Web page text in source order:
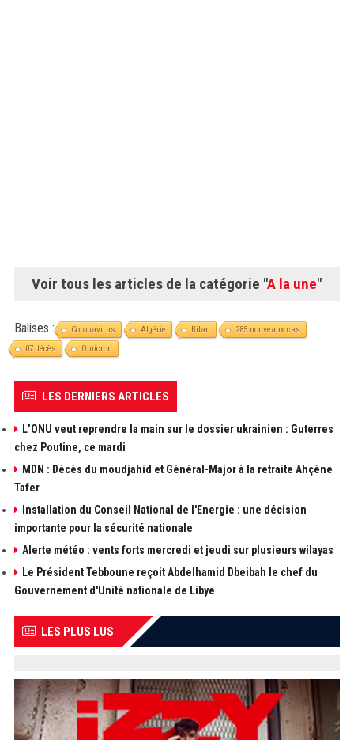
Voir tous les articles de la catégorie "A la une"
Balises : Coronavirus Algérie Bilan
285 nouveaux cas
07 décès
Omicron
LES DERNIERS ARTICLES
L’ONU veut reprendre la main sur le dossier ukrainien : Guterres
chez Poutine, ce mardi
MDN : Décès du moudjahid et Général-Major à la retraite Ahçène
Tafer
Installation du Conseil National de l'Energie : une décision
importante pour la sécurité nationale
Alerte météo : vents forts mercredi et jeudi sur plusieurs wilayas
Le Président Tebboune reçoit Abdelhamid Dbeibah le chef du
Gouvernement d'Unité nationale de Libye
LES PLUS LUS